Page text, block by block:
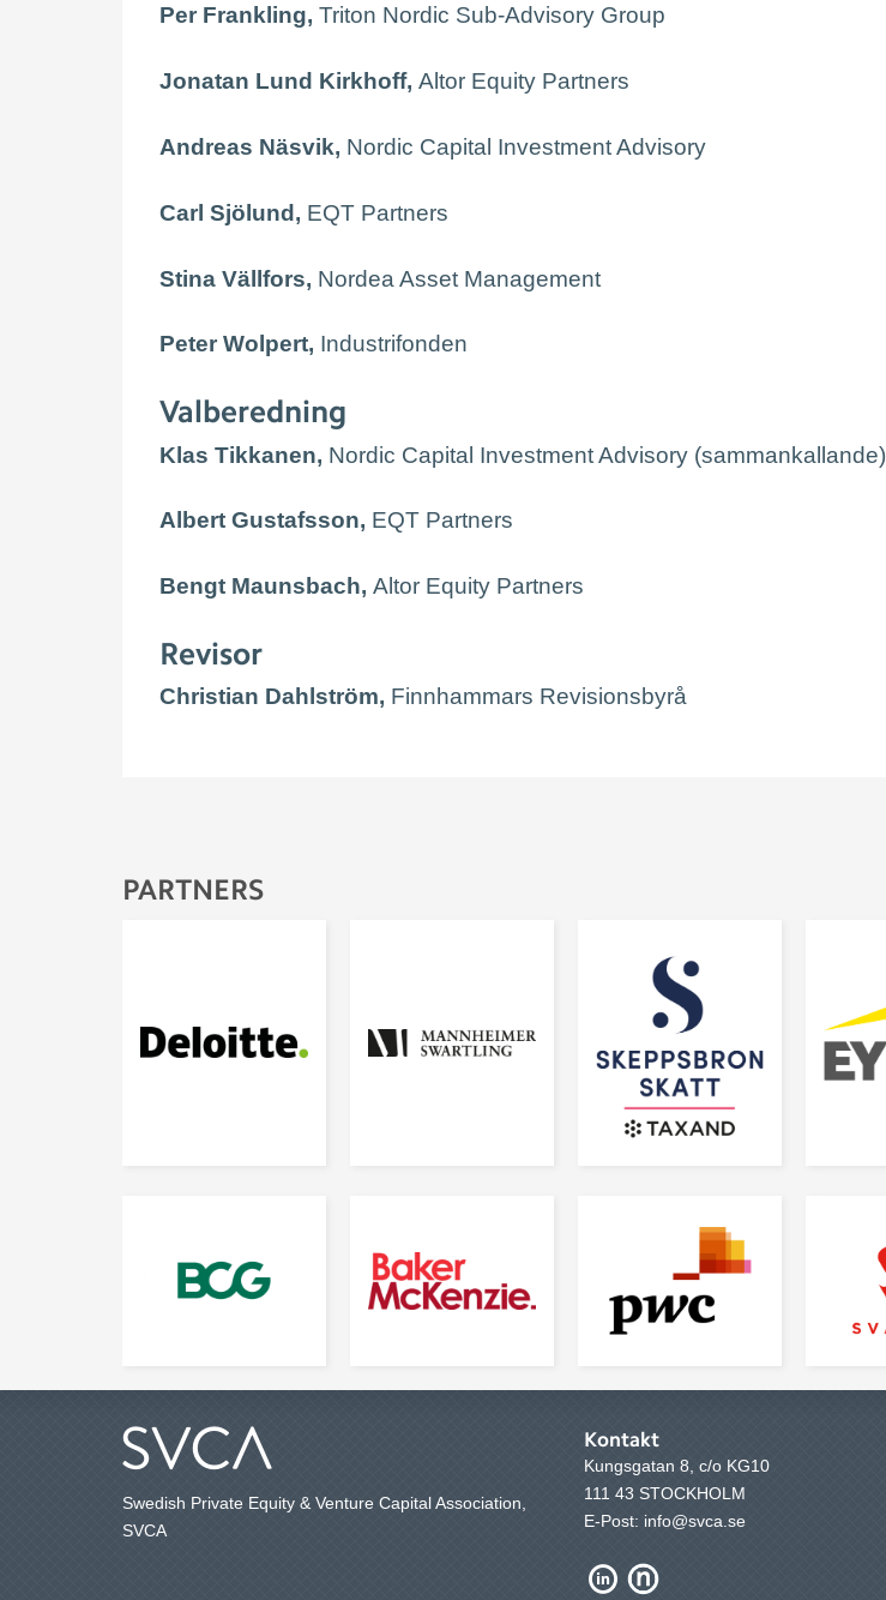
Per Frankling,Triton Nordic Sub-Advisory Group
Jonatan Lund Kirkhoff,Altor Equity Partners
Andreas Näsvik, Nordic Capital Investment Advisory
Carl Sjölund, EQT Partners
Stina Vällfors, Nordea Asset Management
Peter Wolpert, Industrifonden
Valberedning
Klas Tikkanen, Nordic Capital Investment Advisory (sammankallande)
Albert Gustafsson, EQT Partners
Bengt Maunsbach,Altor Equity Partners
Revisor
Christian Dahlström, Finnhammars Revisionsbyrå
PARTNERS
Swedish Private Equity & Venture Capital Association,
SVCA
Kontakt
Kungsgatan 8, c/o KG10
111 43 STOCKHOLM
E-Post: info@svca.se